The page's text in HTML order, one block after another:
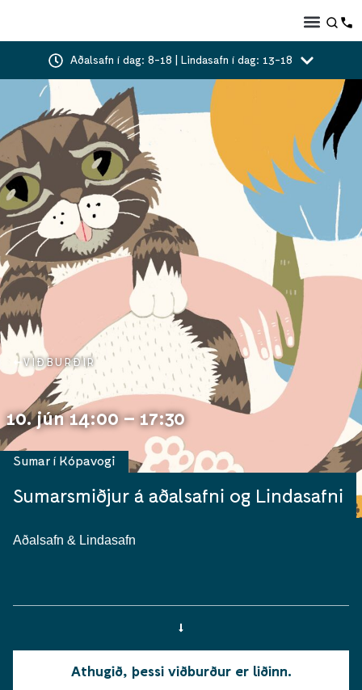
Aðalsafn í dag: 8-18 | Lindasafn í dag: 13-18
VIÐBURÐIR
10. jún 14:00 – 17:30
Sumarsmiðjur á aðalsafni og Lindasafni
Sumar í Kópavogi
Aðalsafn & Lindasafn
Athugið, þessi viðburður er liðinn.